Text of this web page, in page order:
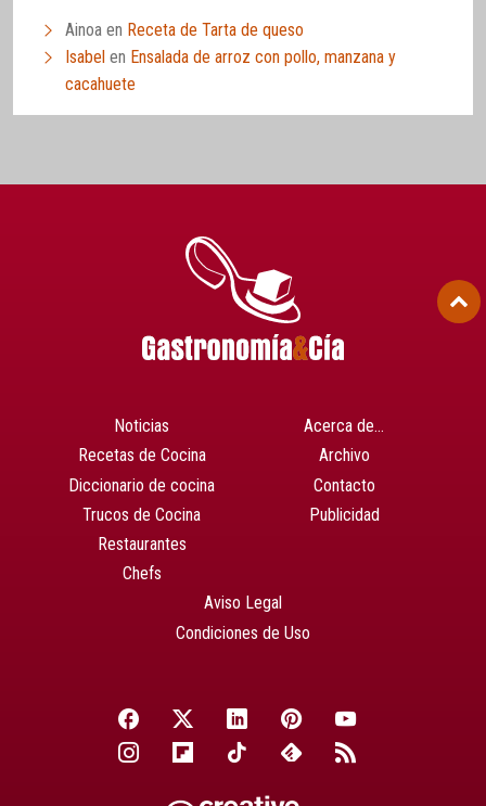
Ainoa en Receta de Tarta de queso
Isabel en Ensalada de arroz con pollo, manzana y
cacahuete
Noticias
Recetas de Cocina
Diccionario de cocina
Trucos de Cocina
Restaurantes
Chefs
Acerca de…
Archivo
Contacto
Publicidad
Aviso Legal
Condiciones de Uso